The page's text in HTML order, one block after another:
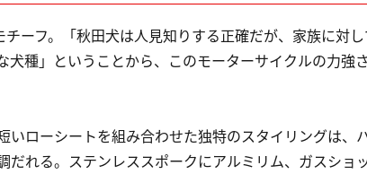
ーフ。「秋田犬は人見知りする正確だが、家族に対
犬種」ということから、このモーターサイクルの力強
いローシートを組み合わせた独特のスタイリングは、
だれる。ステンレススポークにアルミリム、ガスショ